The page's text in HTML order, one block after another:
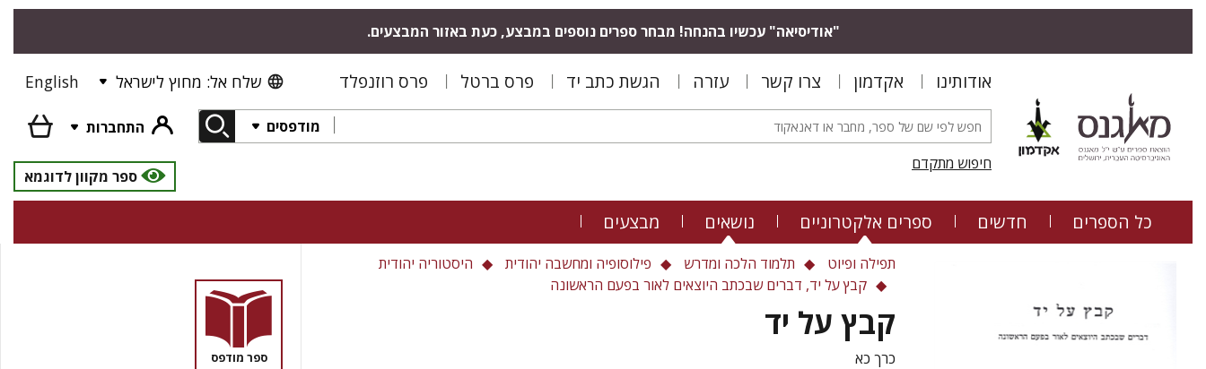
"אודיסיאה" עכשיו בהנחה! מבחר ספרים נוספים במבצע, כעת באזור המבצעים.
אודותינו אקדמון צרו קשר עזרה הגשת כתב יד פרס ברטל פרס רוזנפלד שלח אל: מחוץ לישראל English
מודפסים
התחברות
חיפוש מתקדם
ספר מקוון לדוגמא
כל הספרים חדשים ספרים אלקטרוניים נושאים מבצעים
תפילה ופיוט תלמוד הלכה ומדרש פילוסופיה ומחשבה יהודית
היסטוריה יהודית
קבץ על יד, דברים שבכתב היוצאים לאור בפעם הראשונה
קבץ על יד
כרך כא
ספר מודפס